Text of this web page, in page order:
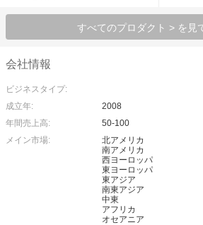
すべてのプロダクト > を見
会社情報
ビジネスタイプ:
成立年:
2008
年間売上高:
50-100
メイン市場:
北アメリカ
南アメリカ
西ヨーロッパ
東ヨーロッパ
東アジア
南東アジア
中東
アフリカ
オセアニア